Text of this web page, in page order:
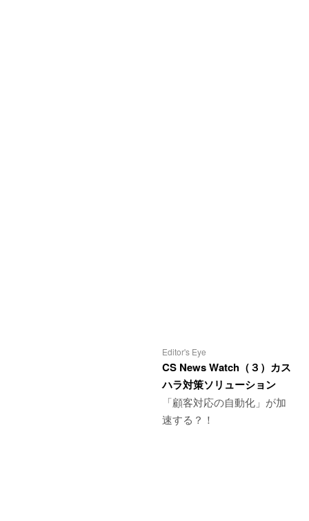
Editor's Eye
CS News Watch（３）カス
ハラ対策ソリューション
「顧客対応の自動化」が加
速する？！